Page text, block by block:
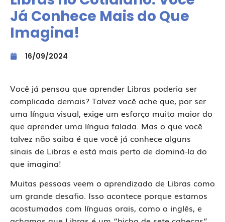
Já Conhece Mais do Que
Imagina!
16/09/2024
Você já pensou que aprender Libras poderia ser
complicado demais? Talvez você ache que, por ser
uma língua visual, exige um esforço muito maior do
que aprender uma língua falada. Mas o que você
talvez não saiba é que você já conhece alguns
sinais de Libras e está mais perto de dominá-la do
que imagina!
Muitas pessoas veem o aprendizado de Libras como
um grande desafio. Isso acontece porque estamos
acostumados com línguas orais, como o inglês, e